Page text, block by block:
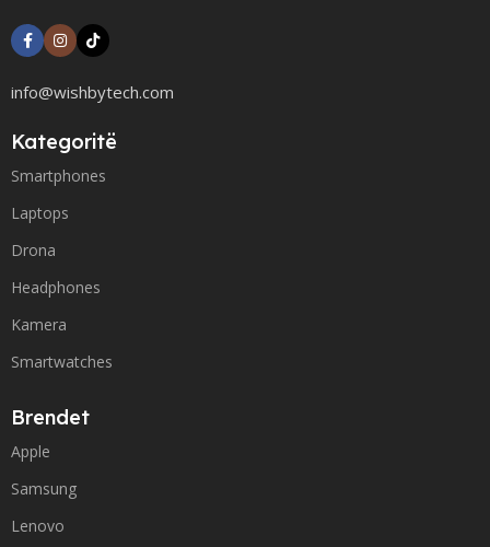
info@wishbytech.com
Kategoritë
Smartphones
Laptops
Drona
Headphones
Kamera
Smartwatches
Brendet
Apple
Samsung
Lenovo